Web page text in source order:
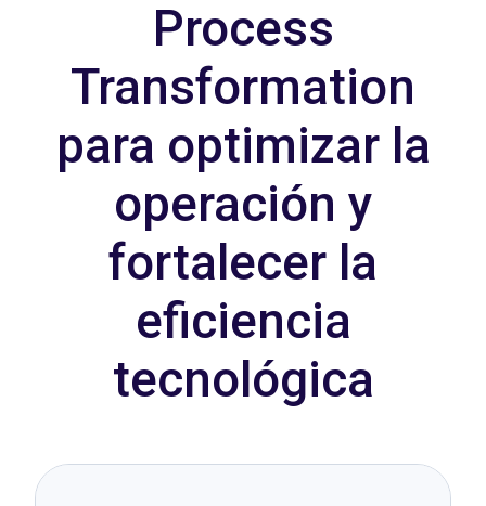
Process
Transformation
para optimizar la
operación y
fortalecer la
eficiencia
tecnológica